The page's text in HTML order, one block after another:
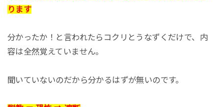
ります
分かったか！と言われたらコクリとうなずくだけで、内
容は全然覚えていません。
聞いていないのだから分かるはずが無いのです。